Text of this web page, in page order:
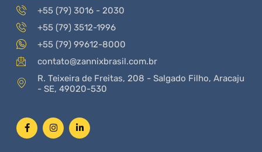
+55 (79) 3016 - 2030
+55 (79) 3512-1996
+55 (79) 99612-8000
contato@zannixbrasil.com.br
R. Teixeira de Freitas, 208 - Salgado Filho, Aracaju
- SE, 49020-530